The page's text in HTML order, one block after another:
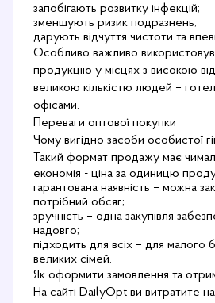
запобігають розвитку інфекцій;
зменшують ризик подразнень;
дарують відчуття чистоти та
Особливо важливо
продукцію у місцях з високою
великою кількістю людей –
офісами.
Переваги оптової покупки
Чому вигідно засоби особистої
Такий формат продажу має
економія - ціна за одиницю
гарантована наявність – можна
потрібний обсяг;
зручність – одна закупівля
надовго;
підходить для всіх – для малого
великих сімей.
Як оформити замовлення та
На сайті DailyOpt ви витратите